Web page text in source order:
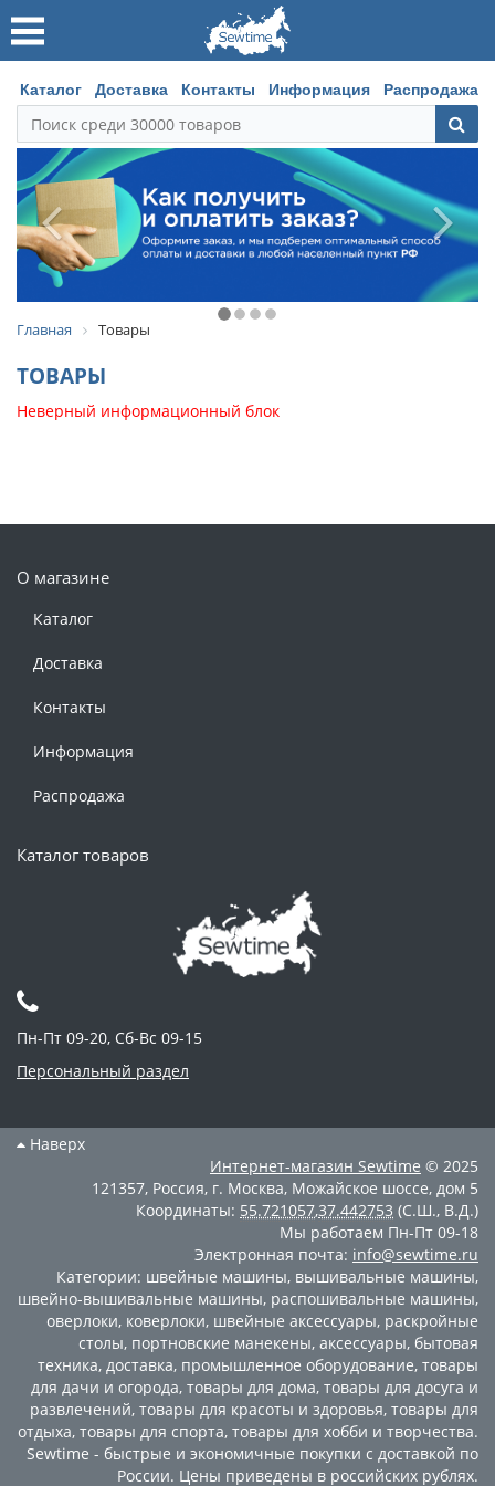
Каталог Доставка Контакты Информация Распродажа
Главная Товары
ТОВАРЫ
Неверный информационный блок
О магазине
Каталог
Доставка
Контакты
Информация
Распродажа
Каталог товаров
Пн-Пт 09-20, Сб-Вс 09-15
Персональный раздел
Наверх
Интернет-магазин Sewtime © 2025
121357, Россия, г. Москва, Можайское шоссе, дом 5
Координаты: 55.721057,37.442753 (С.Ш., В.Д.)
Мы работаем Пн-Пт 09-18
Электронная почта: info@sewtime.ru
Категории: швейные машины, вышивальные машины,
швейно-вышивальные машины, распошивальные машины,
оверлоки, коверлоки, швейные аксессуары, раскройные
столы, портновские манекены, аксессуары, бытовая
техника, доставка, промышленное оборудование, товары
для дачи и огорода, товары для дома, товары для досуга и
развлечений, товары для красоты и здоровья, товары для
отдыха, товары для спорта, товары для хобби и творчества.
Sewtime - быстрые и экономичные покупки с доставкой по
России. Цены приведены в российских рублях.